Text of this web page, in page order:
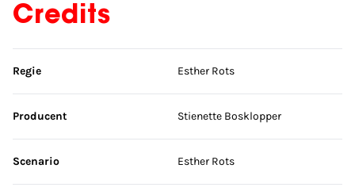
Credits
Sla credits over
Regie Esther Rots
Producent Stienette Bosklopper
Scenario Esther Rots